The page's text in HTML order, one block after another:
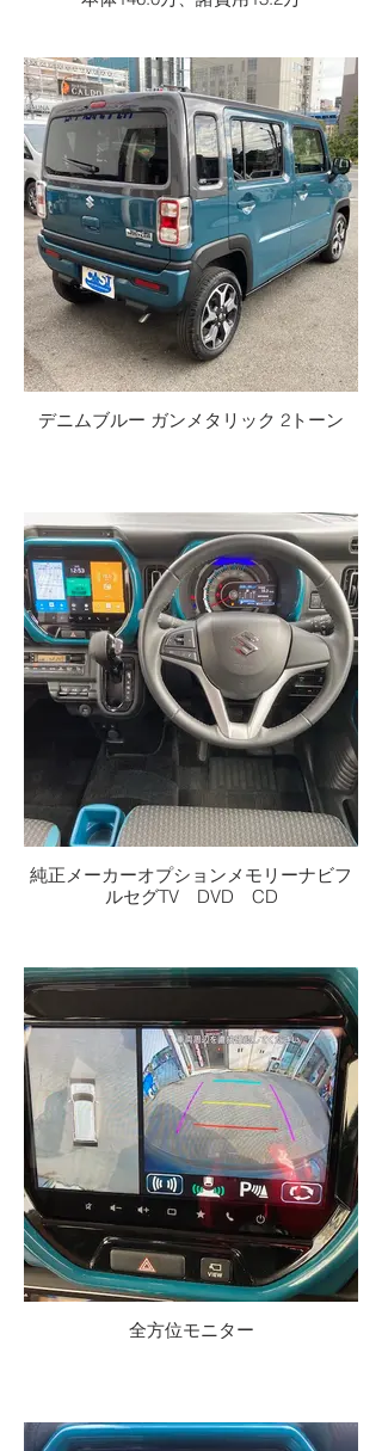
デニムブルー ガンメタリック 2トーン
純正メーカーオプションメモリーナビフ
ルセグTV DVD CD
全方位モニター